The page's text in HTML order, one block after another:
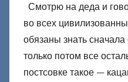
Смотрю на деда и
во всех
обязаны знать
только потом все
постсовке такое —